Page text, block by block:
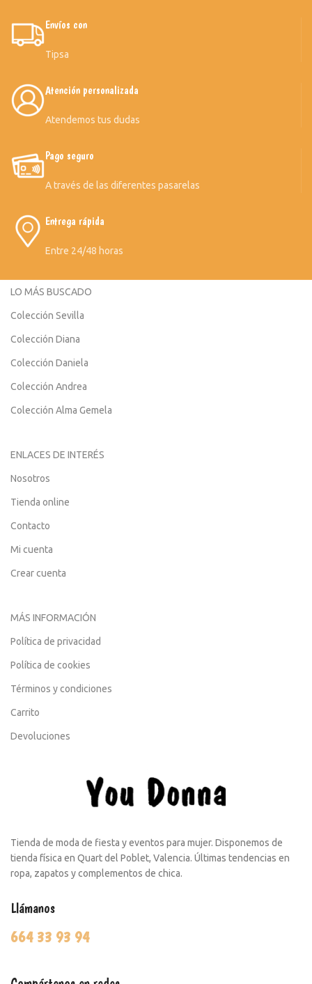
Envíos con
Tipsa
Atención personalizada
Atendemos tus dudas
Pago seguro
A través de las diferentes pasarelas
Entrega rápida
Entre 24/48 horas
LO MÁS BUSCADO
Colección Sevilla
Colección Diana
Colección Daniela
Colección Andrea
Colección Alma Gemela
ENLACES DE INTERÉS
Nosotros
Tienda online
Contacto
Mi cuenta
Crear cuenta
MÁS INFORMACIÓN
Política de privacidad
Política de cookies
Términos y condiciones
Carrito
Devoluciones
Tienda de moda de fiesta y eventos para mujer. Disponemos de
tienda física en Quart del Poblet, Valencia. Últimas tendencias en
ropa, zapatos y complementos de chica.
Llámanos
664 33 93 94